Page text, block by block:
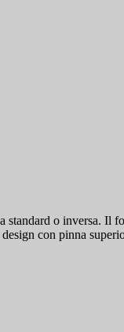
o inversa. Il
con pinna